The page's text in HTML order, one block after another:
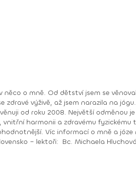
narazila na jógu. V józe jsem našla všechno:
na mojí stránce